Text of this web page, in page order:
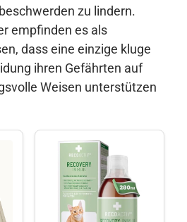
zu lindern.
empfinden es als
dass eine einzige kluge
ihren Gefährten auf
Weisen unterstützen